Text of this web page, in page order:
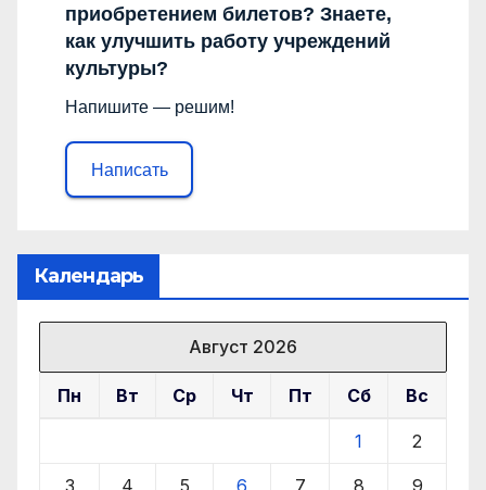
приобретением билетов? Знаете,
как улучшить работу учреждений
культуры?
Напишите — решим!
Написать
Календарь
Август 2026
Пн Вт Ср Чт Пт Сб Вс
1 2